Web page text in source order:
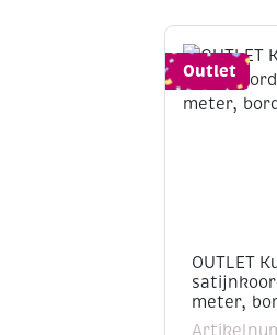
Outlet
OUTLET
meter,